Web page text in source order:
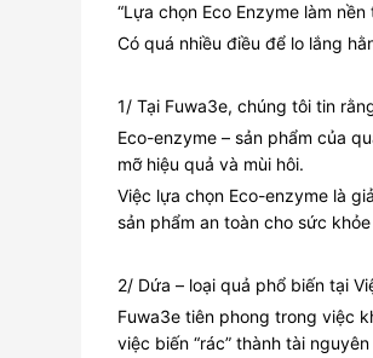
“Lựa chọn Eco Enzyme làm
Có quá nhiều điều để lo lắng
1/ Tại Fuwa3e, chúng tôi tin
Eco-enzyme – sản phẩm của
mỡ hiệu quả và mùi hôi.
Việc lựa chọn Eco-enzyme là
sản phẩm an toàn cho sức
2/ Dứa – loại quả phổ biến tại
Fuwa3e tiên phong trong việc
việc biến “rác” thành tài